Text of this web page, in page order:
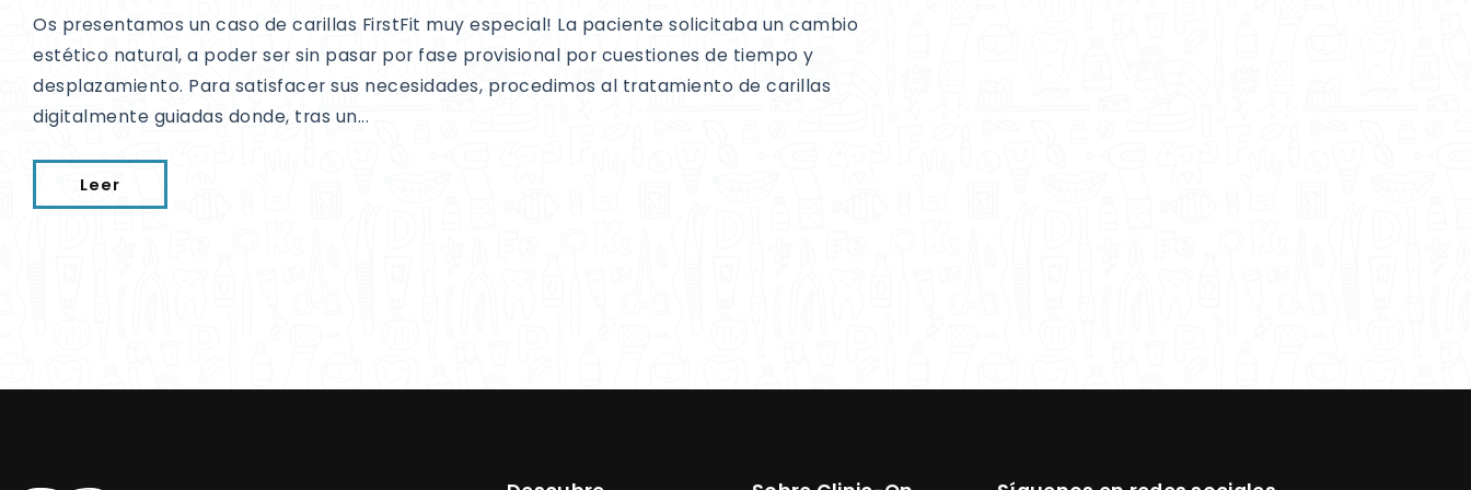
Os presentamos un caso de carillas FirstFit muy especial! La paciente solicitaba un cambio
estético natural, a poder ser sin pasar por fase provisional por cuestiones de tiempo y
desplazamiento. Para satisfacer sus necesidades, procedimos al tratamiento de carillas
digitalmente guiadas donde, tras un...
Leer